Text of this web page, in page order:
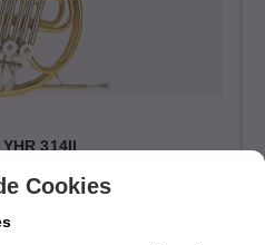
314II
Cookies